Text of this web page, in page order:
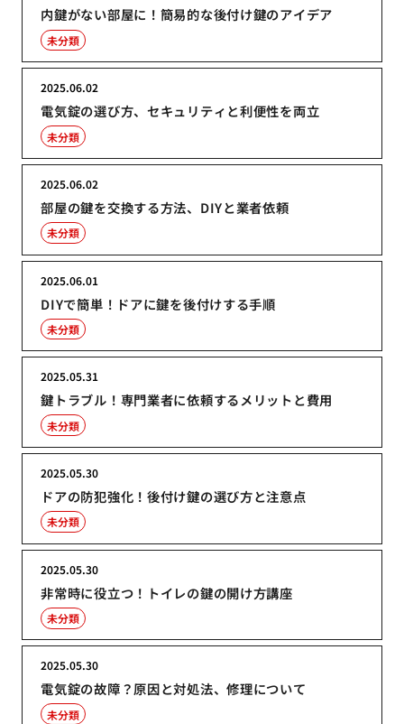
内鍵がない部屋に！簡易的な後付け鍵のアイデア
未分類
電気錠の選び方、セキュリティと利便性を両立
2025.06.02
未分類
部屋の鍵を交換する方法、DIYと業者依頼
2025.06.02
未分類
DIYで簡単！ドアに鍵を後付けする手順
2025.06.01
未分類
鍵トラブル！専門業者に依頼するメリットと費用
2025.05.31
未分類
ドアの防犯強化！後付け鍵の選び方と注意点
2025.05.30
未分類
非常時に役立つ！トイレの鍵の開け方講座
2025.05.30
未分類
電気錠の故障？原因と対処法、修理について
2025.05.30
未分類